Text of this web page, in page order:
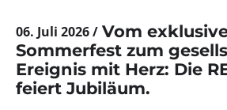
06. Juli 2026
Vom
Sommerfest zum
Ereignis mit Herz: Die
feiert Jubiläum.